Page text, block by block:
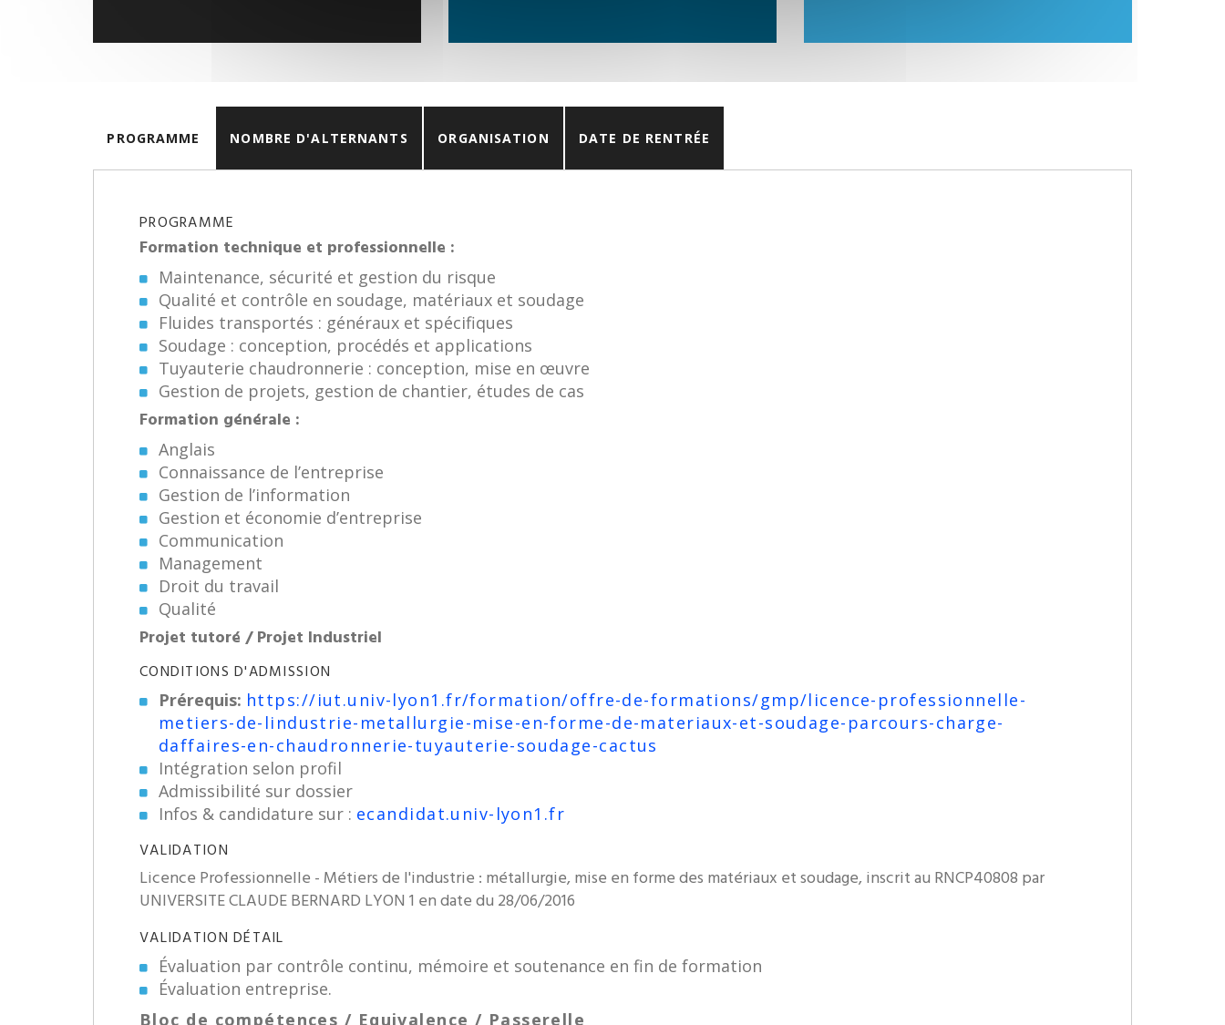
PROGRAMME NOMBRE D'ALTERNANTS ORGANISATION DATE DE RENTRÉE
PROGRAMME
Formation technique et professionnelle :
Maintenance, sécurité et gestion du risque
Qualité et contrôle en soudage, matériaux et soudage
Fluides transportés : généraux et spécifiques
Soudage : conception, procédés et applications
Tuyauterie chaudronnerie : conception, mise en œuvre
Gestion de projets, gestion de chantier, études de cas
Formation générale :
Anglais
Connaissance de l’entreprise
Gestion de l’information
Gestion et économie d’entreprise
Communication
Management
Droit du travail
Qualité
Projet tutoré / Projet Industriel
CONDITIONS D'ADMISSION
Prérequis: https://iut.univ-lyon1.fr/formation/offre-de-formations/gmp/licence-professionnelle-
metiers-de-lindustrie-metallurgie-mise-en-forme-de-materiaux-et-soudage-parcours-charge-
daffaires-en-chaudronnerie-tuyauterie-soudage-cactus
Intégration selon profil
Admissibilité sur dossier
Infos & candidature sur : ecandidat.univ-lyon1.fr
VALIDATION
Licence Professionnelle - Métiers de l'industrie : métallurgie, mise en forme des matériaux et soudage, inscrit au RNCP40808 par
UNIVERSITE CLAUDE BERNARD LYON 1 en date du 28/06/2016
VALIDATION DÉTAIL
Évaluation par contrôle continu, mémoire et soutenance en fin de formation
Évaluation entreprise.
Bloc de compétences / Equivalence / Passerelle